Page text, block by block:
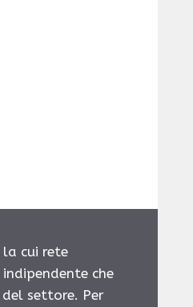
cui rete
che
settore. Per